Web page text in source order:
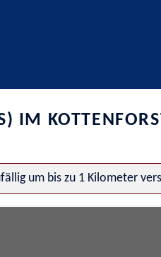
IM
um bis zu 1 Kilometer